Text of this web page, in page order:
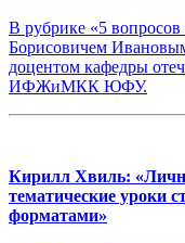
В рубрике «5 вопросов
Борисовичем
доцентом кафедры
ИФЖиМКК ЮФУ.
Кирилл Хвиль:
тематические уроки
форматами»